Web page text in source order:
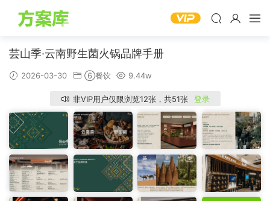
芸山季·云南野生菌火锅品牌手册
2026-03-30 ⑥餐饮 9.44w
非VIP用户仅限浏览12张，共51张 登录